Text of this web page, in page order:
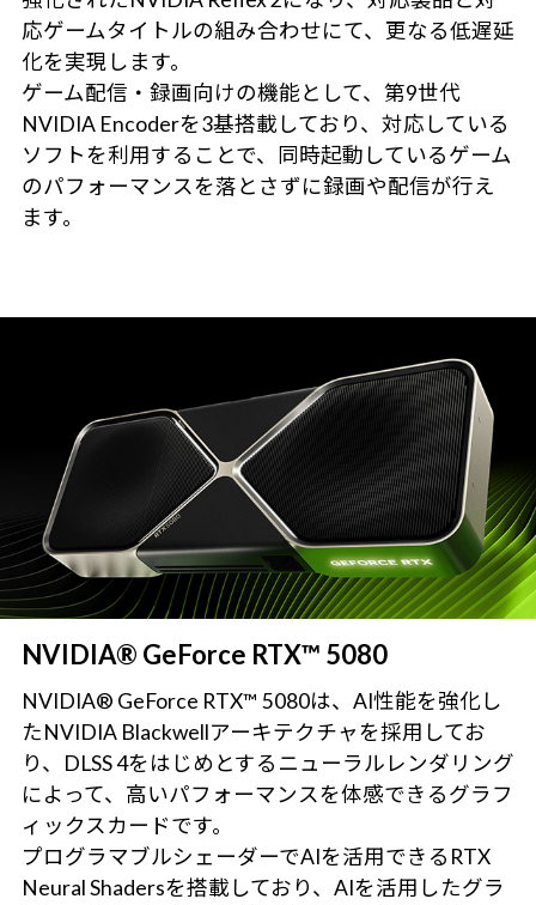
応ゲームタイトルの組み合わせにて、更なる低遅延
化を実現します。
ゲーム配信・録画向けの機能として、第9世代
NVIDIA Encoderを3基搭載しており、対応している
ソフトを利用することで、同時起動しているゲーム
のパフォーマンスを落とさずに録画や配信が行え
ます。
NVIDIA® GeForce RTX™ 5080
NVIDIA® GeForce RTX™ 5080は、AI性能を強化し
たNVIDIA Blackwellアーキテクチャを採用してお
り、DLSS 4をはじめとするニューラルレンダリング
によって、高いパフォーマンスを体感できるグラフ
ィックスカードです。
プログラマブルシェーダーでAIを活用できるRTX
Neural Shadersを搭載しており、AIを活用したグラ